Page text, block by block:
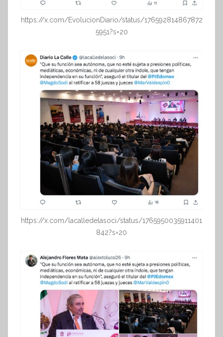
https://x.com/EvolucionDiario/status/176592814867872
5951?s=20
https://x.com/lacalledelasoci/status/1765950035911401
842?s=20